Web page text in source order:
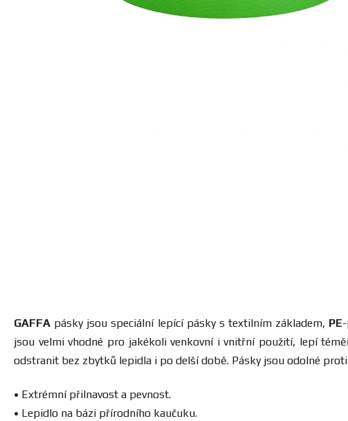
GAFFA pásky jsou speciální lepící pásky s textilním základem, PE
jsou velmi vhodné pro jakékoli venkovní i vnitřní použití, lepí
odstranit bez zbytků lepidla i po delší době. Pásky jsou odolné proti
• Extrémní přilnavost a pevnost.
• Lepidlo na bázi přírodního kaučuku.